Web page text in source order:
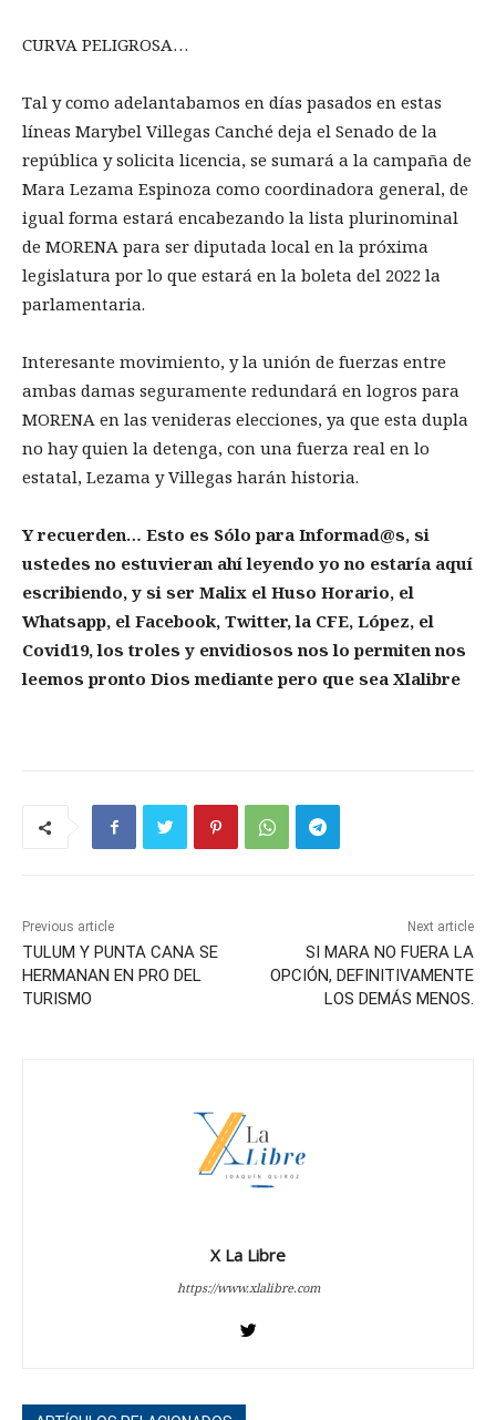
CURVA PELIGROSA…
Tal y como adelantabamos en días pasados en estas
líneas Marybel Villegas Canché deja el Senado de la
república y solicita licencia, se sumará a la campaña de
Mara Lezama Espinoza como coordinadora general, de
igual forma estará encabezando la lista plurinominal
de MORENA para ser diputada local en la próxima
legislatura por lo que estará en la boleta del 2022 la
parlamentaria.
Interesante movimiento, y la unión de fuerzas entre
ambas damas seguramente redundará en logros para
MORENA en las venideras elecciones, ya que esta dupla
no hay quien la detenga, con una fuerza real en lo
estatal, Lezama y Villegas harán historia.
Y recuerden… Esto es Sólo para Informad@s, si
ustedes no estuvieran ahí leyendo yo no estaría aquí
escribiendo, y si ser Malix el Huso Horario, el
Whatsapp, el Facebook, Twitter, la CFE, López, el
Covid19, los troles y envidiosos nos lo permiten nos
leemos pronto Dios mediante pero que sea Xlalibre
Previous article
TULUM Y PUNTA CANA SE
HERMANAN EN PRO DEL
TURISMO
Next article
SI MARA NO FUERA LA
OPCIÓN, DEFINITIVAMENTE
LOS DEMÁS MENOS.
X La Libre
https://www.xlalibre.com